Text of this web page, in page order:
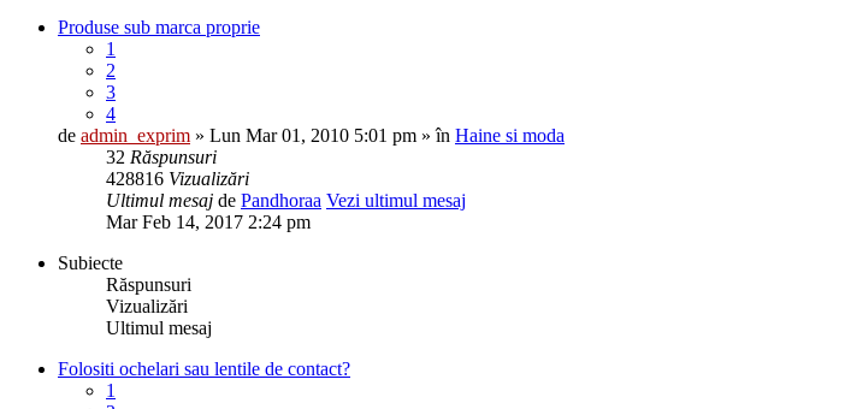
Produse sub marca proprie
1
2
3
4
de admin_exprim » Lun Mar 01, 2010 5:01 pm » în Haine si moda
32 Răspunsuri
428816 Vizualizări
Ultimul mesaj de Pandhoraa Vezi ultimul mesaj
Mar Feb 14, 2017 2:24 pm
Subiecte
Răspunsuri
Vizualizări
Ultimul mesaj
Folositi ochelari sau lentile de contact?
1